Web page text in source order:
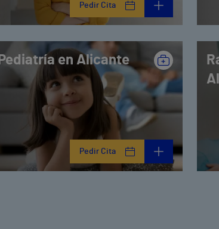
Pedir Cita
Pediatría en Alicante
Pedir Cita